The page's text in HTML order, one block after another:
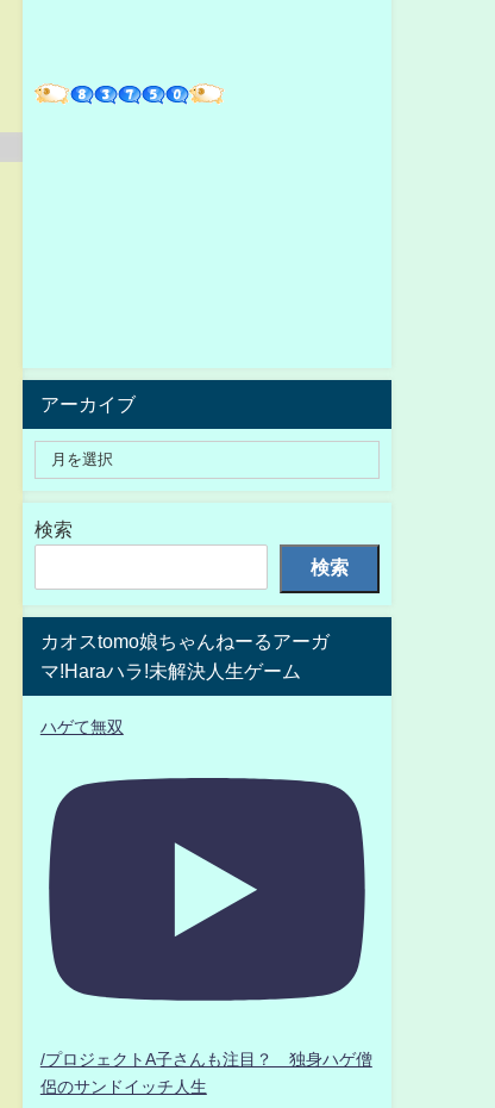
アーカイブ
検索
検索
カオスtomo娘ちゃんねーるアーガ
マ!Haraハラ!未解決人生ゲーム
ハゲて無双
/プロジェクトA子さんも注目？ 独身ハゲ僧
侶のサンドイッチ人生